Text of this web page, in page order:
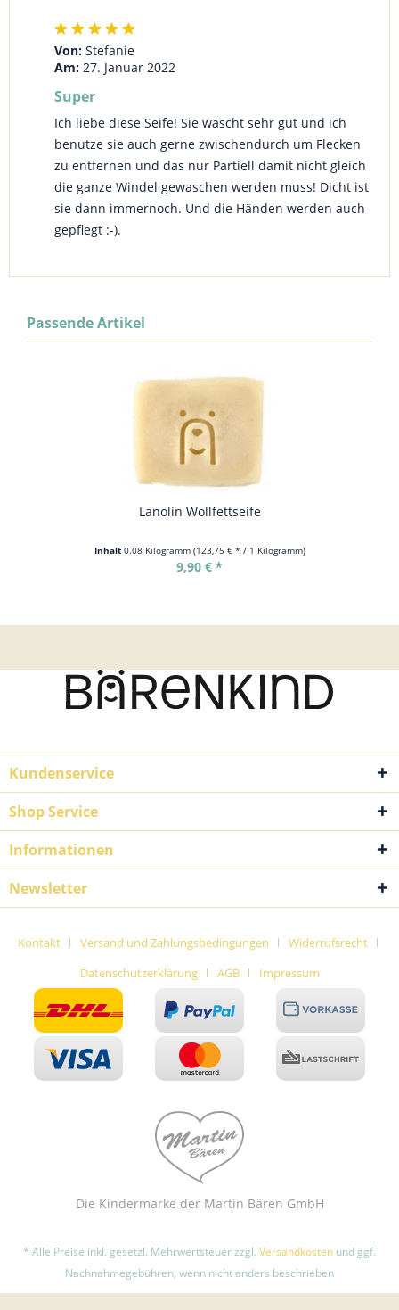
Von: Stefanie
Am: 27. Januar 2022
Super
Ich liebe diese Seife! Sie wäscht sehr gut und ich
benutze sie auch gerne zwischendurch um Flecken
zu entfernen und das nur Partiell damit nicht gleich
die ganze Windel gewaschen werden muss! Dicht ist
sie dann immernoch. Und die Händen werden auch
gepflegt :-).
Passende Artikel
Lanolin Wollfettseife
Inhalt 0.08 Kilogramm (123,75 € * / 1 Kilogramm)
9,90 € *
Kundenservice
Shop Service
Informationen
Newsletter
Kontakt Versand und Zahlungsbedingungen
Widerrufsrecht
Datenschutzerklärung
AGB Impressum
Die Kindermarke der Martin Bären GmbH
* Alle Preise inkl. gesetzl. Mehrwertsteuer zzgl. Versandkosten und ggf.
Nachnahmegebühren, wenn nicht anders beschrieben